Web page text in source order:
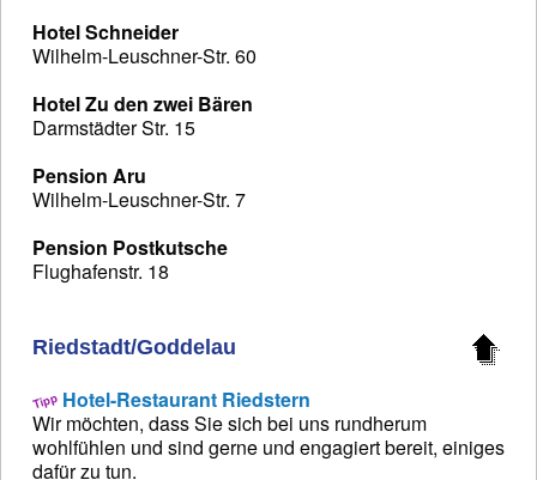
Hotel Schneider
Wilhelm-Leuschner-Str. 60
Hotel Zu den zwei Bären
Darmstädter Str. 15
Pension Aru
Wilhelm-Leuschner-Str. 7
Pension Postkutsche
Flughafenstr. 18
Riedstadt/Goddelau
Hotel-Restaurant Riedstern
Wir möchten, dass Sie sich bei uns rundherum
wohlfühlen und sind gerne und engagiert bereit, einiges
dafür zu tun.